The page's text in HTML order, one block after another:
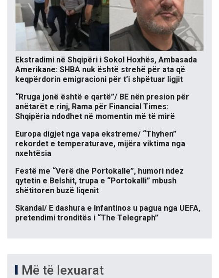
Ekstradimi në Shqipëri i Sokol Hoxhës, Ambasada
Amerikane: SHBA nuk është strehë për ata që
keqpërdorin emigracioni për t’i shpëtuar ligjit
“Rruga jonë është e qartë”/ BE nën presion për
anëtarët e rinj, Rama për Financial Times:
Shqipëria ndodhet në momentin më të mirë
Europa digjet nga vapa ekstreme/ “Thyhen”
rekordet e temperaturave, mijëra viktima nga
nxehtësia
Festë me “Verë dhe Portokalle”, humori ndez
qytetin e Belshit, trupa e “Portokalli” mbush
shëtitoren buzë liqenit
Skandal/ E dashura e Infantinos u pagua nga UEFA,
pretendimi tronditës i “The Telegraph”
Më të lexuarat